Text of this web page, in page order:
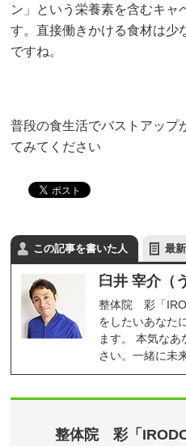
ン」という栄養素を含むキャ
す。直接働きかける食材は少
ですね。
普段の食生活でバストアップ
てみてください
この記事を書いた人 最
臼井 宰介（
整体院 彩「
をしたいあなた
ます。 本気な
さい。一緒に未
整体院 彩「